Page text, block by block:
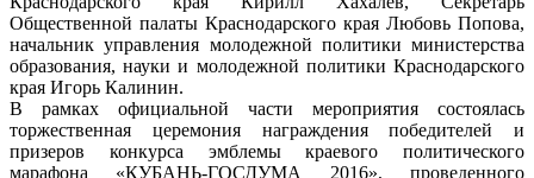
Общественной палаты Краснодарского края Любовь Попова,
начальник управления молодежной политики министерства
образования, науки и молодежной политики Краснодарского
края Игорь Калинин.
В рамках официальной части мероприятия состоялась
торжественная церемония награждения победителей и
призеров конкурса эмблемы краевого политического
марафона «КУБАНЬ-ГОСДУМА 2016», проведенного